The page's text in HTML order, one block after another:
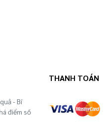
- Bí
điểm số
THANH TOÁN